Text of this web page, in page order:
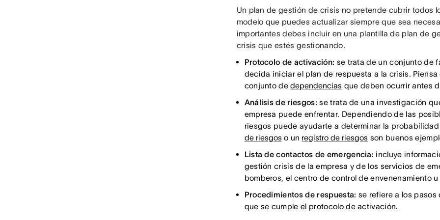
Un plan de gestión de crisis no pretende cubrir todos
modelo que puedes actualizar siempre que sea
importantes debes incluir en una plantilla de plan de
crisis que estés gestionando.
Protocolo de activación: se trata de un conjunto de
decida iniciar el plan de respuesta a la crisis.
conjunto dedependencias que deben ocurrir antes
Análisis de riesgos: se trata de una investigación
empresa puede enfrentar. Dependiendo de las
riesgos puede ayudarte a determinar la
de riesgos o un registro de riesgos son buenos
Lista de contactos de emergencia: incluye
gestión crisis de la empresa y de los servicios de
bomberos, el centro de control de envenenamiento
Procedimientos de respuesta: se refiere a los
que se cumple el protocolo de activación.